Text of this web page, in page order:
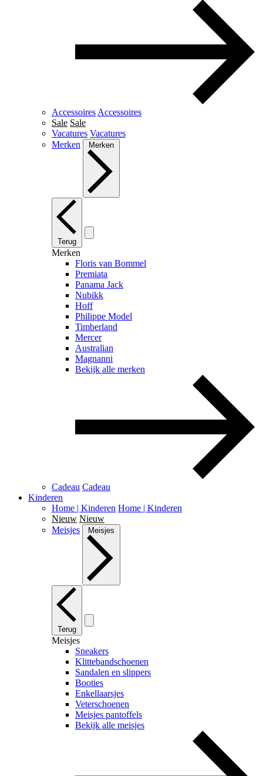
Accessoires Accessoires
Sale Sale
Vacatures Vacatures
Merken
Merken
Terug
Merken
Floris van Bommel
Premiata
Panama Jack
Nubikk
Hoff
Philippe Model
Timberland
Mercer
Australian
Magnanni
Bekijk alle merken
Cadeau Cadeau
Kinderen
Home | Kinderen Home | Kinderen
Nieuw Nieuw
Meisjes
Meisjes
Terug
Meisjes
Sneakers
Klittebandschoenen
Sandalen en slippers
Booties
Enkellaarsjes
Veterschoenen
Meisjes pantoffels
Bekijk alle meisjes